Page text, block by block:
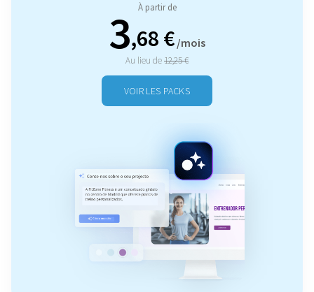
À partir de
3,68 € /mois
Au lieu de12,25 €
VOIR LES PACKS